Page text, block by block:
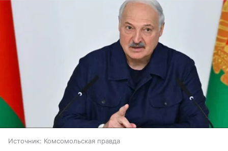
Источник: Комсомольская правда